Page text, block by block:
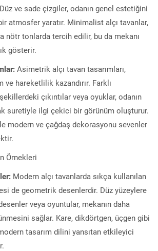
ve sade çizgiler, odanın genel estetiğini
atmosfer yaratır. Minimalist alçı tavanlar,
nötr tonlarda tercih edilir, bu da mekanı
gösterir.
Asimetrik alçı tavan tasarımları,
hareketlilik kazandırır. Farklı
çıkıntılar veya oyuklar, odanın
suretiyle ilgi çekici bir görünüm oluşturur.
modern ve çağdaş dekorasyonu sevenler
Modern alçı tavanlarda sıkça kullanılan
de geometrik desenlerdir. Düz yüzeylere
veya oyuntular, mekanın daha
sağlar. Kare, dikdörtgen, üçgen gibi
tasarım dilini yansıtan etkileyici